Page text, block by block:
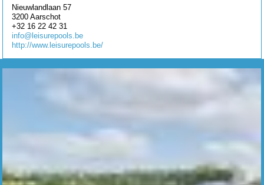
Nieuwlandlaan 57
3200 Aarschot
+32 16 22 42 31
info@leisurepools.be
http://www.leisurepools.be/